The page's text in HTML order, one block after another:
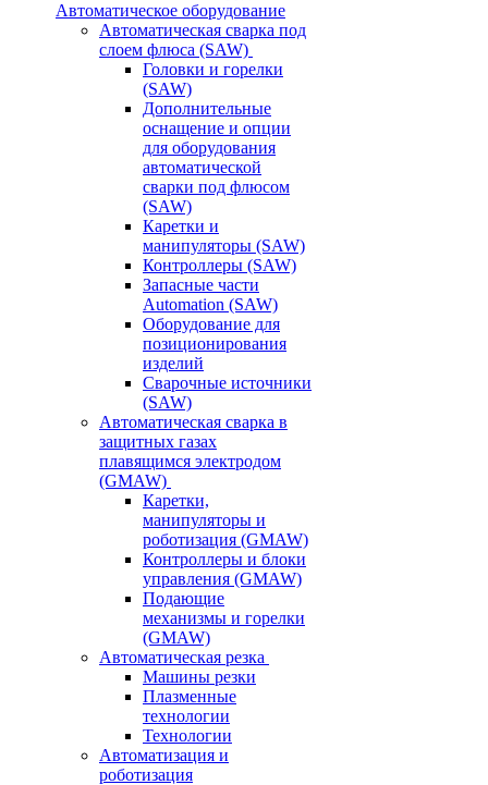
Автоматическое оборудование
Автоматическая сварка под
слоем флюса (SAW)
Головки и горелки
(SAW)
Дополнительные
оснащение и опции
для оборудования
автоматической
сварки под флюсом
(SAW)
Каретки и
манипуляторы (SAW)
Контроллеры (SAW)
Запасные части
Automation (SAW)
Оборудование для
позиционирования
изделий
Сварочные источники
(SAW)
Автоматическая сварка в
защитных газах
плавящимся электродом
(GMAW)
Каретки,
манипуляторы и
роботизация (GMAW)
Контроллеры и блоки
управления (GMAW)
Подающие
механизмы и горелки
(GMAW)
Автоматическая резка
Машины резки
Плазменные
технологии
Технологии
Автоматизация и
роботизация